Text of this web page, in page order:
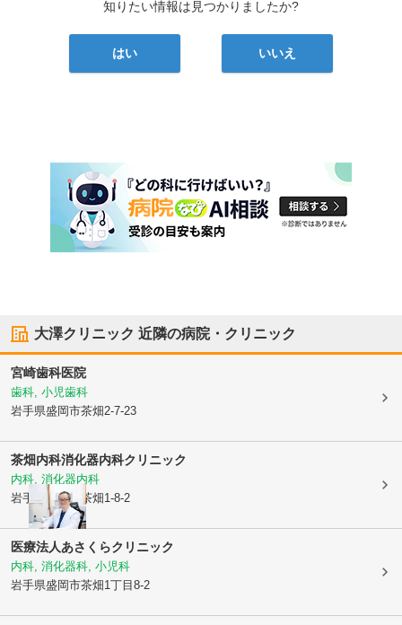
知りたい情報は見つかりましたか?
はい いいえ
大澤クリニック 近隣の病院・クリニック
宮崎歯科医院
歯科, 小児歯科
岩手県盛岡市茶畑2-7-23
茶畑内科消化器内科クリニック
内科, 消化器内科
岩手県盛岡市
茶畑1-8-2
医療法人あさくらクリニック
内科, 消化器科, 小児科
岩手県盛岡市茶畑1丁目8-2